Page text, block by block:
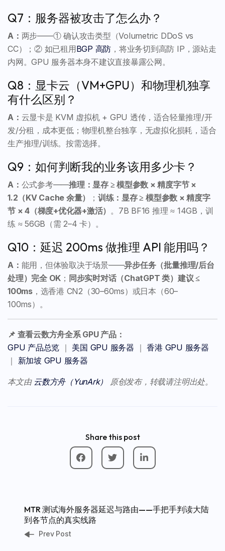
Q7：服务器被攻击了怎么办？
A： 两步——① 确认攻击类型（Volumetric DDoS vs
CC）；② 如已租用BGP 高防 ，将业务切到高防 IP，源站走
内网。GPU 服务器本身不建议直接暴露公网。
Q8：显卡云（VM+GPU）和物理机独享
有什么区别？
A： 云显卡是 KVM 虚拟机 + GPU 透传，适合轻量推理/开
发/分租，成本更低；物理机整台独享，无虚拟化损耗，适合
生产推理/训练。按需选择。
Q9：如何判断我的业务该用多少卡？
A： 公式参考——推理：显存 ≥ 模型参数 × 精度字节 ×
1.2（KV Cache 余量）
； 训练：显存 ≥ 模型参数 × 精度字
节 × 4（梯度+优化器+激活） 。7B BF16 推理 ≈ 14GB，训
练 ≈ 56GB（需 2–4 卡）。
Q10：延迟 200ms 做推理 API 能用吗？
A： 能用，但体验取决于场景——异步任务（批量推理/后台
处理）完全 OK ； 同步实时对话（ChatGPT 类）建议 ≤
100ms，选香港 CN2（30–60ms）或日本（60–
100ms）。
📌 查看云数方舟全系 GPU 产品：
GPU 产品总览 ｜ 美国 GPU 服务器 ｜香港 GPU 服务器
｜ 新加坡 GPU 服务器
本文由 云数方舟（YunArk） 原创发布，转载请注明出处。
Share this post
MTR 测试海外服务器延迟与路由——手把手判读大陆
到各节点的真实线路
Prev Post